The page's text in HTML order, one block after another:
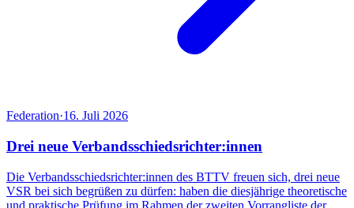
Federation·16. Juli 2026
Drei neue Verbandsschiedsrichter:innen
Die Verbandsschiedsrichter:innen des BTTV freuen sich, drei neue
VSR bei sich begrüßen zu dürfen: haben die diesjährige theoretische
und praktische Prüfung im Rahmen der zweiten Vorrangliste der